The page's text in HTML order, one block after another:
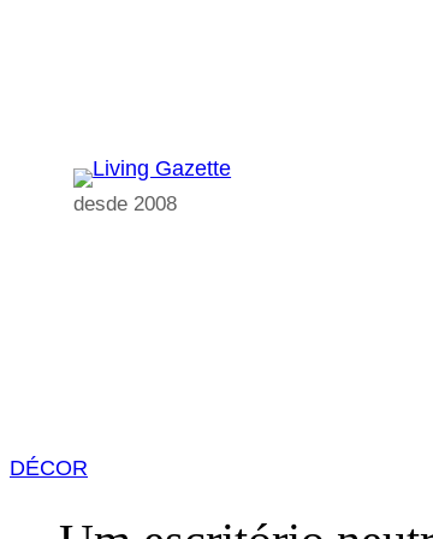
desde 2008
DÉCOR